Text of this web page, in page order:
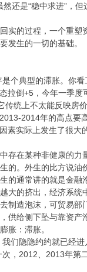
还是“稳中求进”，
的过程，一个重塑
发生的一切的基础。
个典型的滞胀。你
拉倒+5，今年一季
统上不太能反映房
2014年的高点要
素实际上发生了很大
存在某种非健康的
的。外生的比方说
的通常讲的就是金
的挤出，经济系统
制造泡沫，可贸易
供给侧下坠与靠资
胀：滞胀。
们隐隐约约就已经
，2012、2013年第